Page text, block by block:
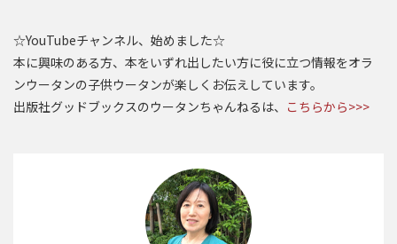
☆YouTubeチャンネル、始めました☆
本に興味のある方、本をいずれ出したい方に役に立つ情報をオラ
ンウータンの子供ウータンが楽しくお伝えしています。
出版社グッドブックスのウータンちゃんねるは、 こちらから>>>